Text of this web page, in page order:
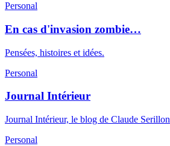
Personal
En cas d'invasion zombie…
Pensées, histoires et idées.
Personal
Journal Intérieur
Journal Intérieur, le blog de Claude Serillon
Personal